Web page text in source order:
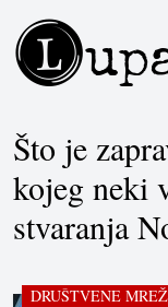
L
Što je
kojeg neki
stvaranja
DRUŠTVENE